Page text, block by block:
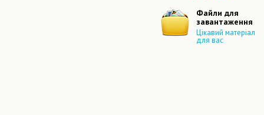
Файли для
завантаження
Цікавий матеріал
для вас